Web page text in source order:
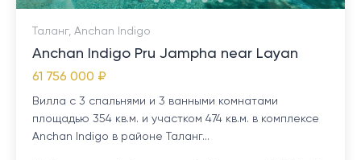
Таланг, Anchan Indigo
Anchan Indigo Pru Jampha near Layan
61 756 000 ₽
Вилла с 3 спальнями и 3 ванными комнатами
площадью 354 кв.м. и участком 474 кв.м. в комплексе
Anchan Indigo в районе Таланг...